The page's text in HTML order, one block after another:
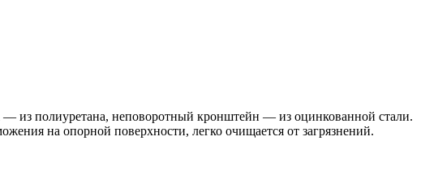
— из полиуретана, неповоротный кронштейн — из оцинкованной стали.
на опорной поверхности, легко очищается от загрязнений.